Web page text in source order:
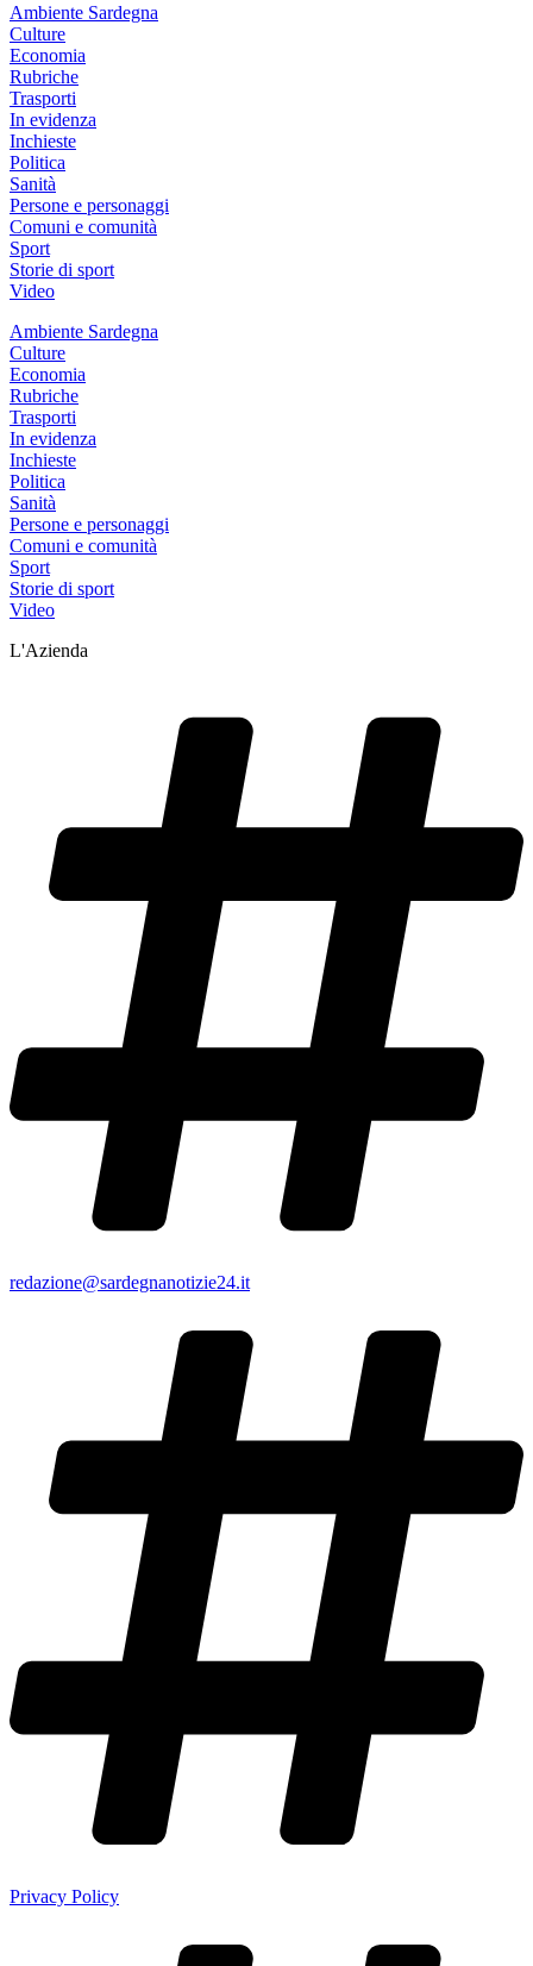
Ambiente Sardegna
Culture
Economia
Rubriche
Trasporti
In evidenza
Inchieste
Politica
Sanità
Persone e personaggi
Comuni e comunità
Sport
Storie di sport
Video
Ambiente Sardegna
Culture
Economia
Rubriche
Trasporti
In evidenza
Inchieste
Politica
Sanità
Persone e personaggi
Comuni e comunità
Sport
Storie di sport
Video
L'Azienda
redazione@sardegnanotizie24.it
Privacy Policy